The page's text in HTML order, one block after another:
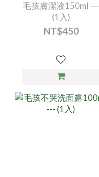
毛孩膚潔液150ml ---
(1入)
NT$450